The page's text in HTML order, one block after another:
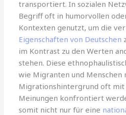
transportiert. In sozialen
Begriff oft in humorvollen
Kontexten genutzt, um die
Eigenschaften von Deutschen
im Kontrast zu den Werten
stehen. Diese
wie Migranten und Menschen
Migrationshintergrund oft mit
Meinungen konfrontiert
somit nicht nur für eine